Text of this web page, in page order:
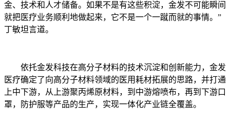
金、技术和人才储备。如果不是有这些积淀，金发不可能瞬间
就把医疗业务顺利地做起来，它不是一个一蹴而就的事情。”
丁敏坦言道。
依托金发科技在高分子材料的技术沉淀和创新能力，金发
医疗确定了向高分子材料领域的医用耗材拓展的思路，并打通
上中下游，从上游聚丙烯原材料，到中游熔喷布，再到下游口
罩，防护服等产品的生产，实现一体化产业链全覆盖。